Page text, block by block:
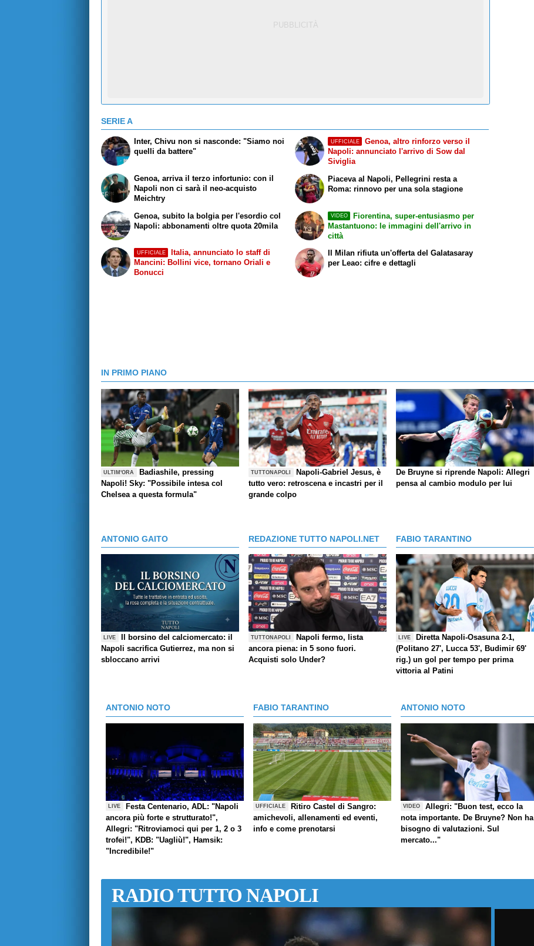
SERIE A
Inter, Chivu non si nasconde: "Siamo noi
quelli da battere"
Genoa, arriva il terzo infortunio: con il
Napoli non ci sarà il neo-acquisto
Meichtry
UFFICIALE
Genoa, altro rinforzo verso il
Napoli: annunciato l'arrivo di Sow dal
Siviglia
Piaceva al Napoli, Pellegrini resta a
Roma: rinnovo per una sola stagione
Genoa, subito la bolgia per l'esordio col
Napoli: abbonamenti oltre quota 20mila
UFFICIALE
Italia, annunciato lo staff di
Mancini: Bollini vice, tornano Oriali e
Bonucci
VIDEO
Fiorentina, super-entusiasmo per
Mastantuono: le immagini dell'arrivo in
città
Il Milan rifiuta un'offerta del Galatasaray
per Leao: cifre e dettagli
IN PRIMO PIANO
ULTIM'ORA
Badiashile, pressing
Napoli! Sky: "Possibile intesa col
Chelsea a questa formula"
TUTTONAPOLI
Napoli-Gabriel Jesus, è
tutto vero: retroscena e incastri per il
grande colpo
De Bruyne si riprende Napoli: Allegri
pensa al cambio modulo per lui
ANTONIO GAITO
LIVE
Il borsino del calciomercato: il
Napoli sacrifica Gutierrez, ma non si
sbloccano arrivi
REDAZIONE TUTTO NAPOLI.NET
TUTTONAPOLI
Napoli fermo, lista
ancora piena: in 5 sono fuori.
Acquisti solo Under?
FABIO TARANTINO
LIVE
Diretta Napoli-Osasuna 2-1,
(Politano 27', Lucca 53', Budimir 69'
rig.) un gol per tempo per prima
vittoria al Patini
ANTONIO NOTO
LIVE
Festa Centenario, ADL: "Napoli
ancora più forte e strutturato!",
Allegri: "Ritroviamoci qui per 1, 2 o 3
trofei!", KDB: "Uagliù!", Hamsik:
"Incredibile!"
FABIO TARANTINO
UFFICIALE
Ritiro Castel di Sangro:
amichevoli, allenamenti ed eventi,
info e come prenotarsi
ANTONIO NOTO
VIDEO
Allegri: "Buon test, ecco la
nota importante. De Bruyne? Non ha
bisogno di valutazioni. Sul
mercato..."
RADIO TUTTO NAPOLI